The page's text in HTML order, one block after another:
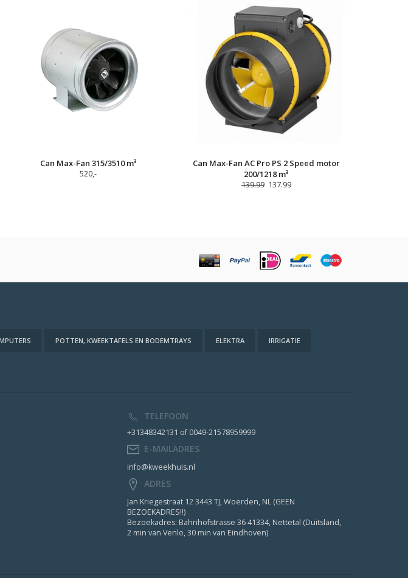
Can Max-Fan 315/3510 m³
520,-
Can Max-Fan AC Pro PS 2 Speed motor
200/1218 m³
139.99137.99
POTTEN, KWEEKTAFELS EN BODEMTRAYS ELEKTRA IRRIGATIE
TELEFOON
+31348342131 of 0049-21578959999
E-MAILADRES
info@kweekhuis.nl
ADRES
Jan Kriegestraat 12 3443 TJ, Woerden, NL (GEEN
BEZOEKADRES!!)
Bezoekadres: Bahnhofstrasse 36 41334, Nettetal (Duitsland,
2 min van Venlo, 30 min van Eindhoven)